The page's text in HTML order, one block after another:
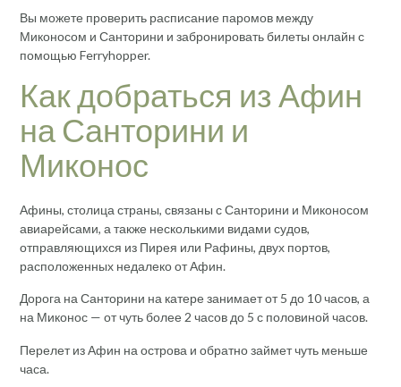
Вы можете проверить расписание паромов между
Миконосом и Санторини и забронировать билеты онлайн с
помощью Ferryhopper.
Как добраться из Афин
на Санторини и
Миконос
Афины, столица страны, связаны с Санторини и Миконосом
авиарейсами, а также несколькими видами судов,
отправляющихся из Пирея или Рафины, двух портов,
расположенных недалеко от Афин.
Дорога на Санторини на катере занимает от 5 до 10 часов, а
на Миконос — от чуть более 2 часов до 5 с половиной часов.
Перелет из Афин на острова и обратно займет чуть меньше
часа.